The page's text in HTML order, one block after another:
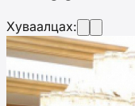
Хуваалцах: